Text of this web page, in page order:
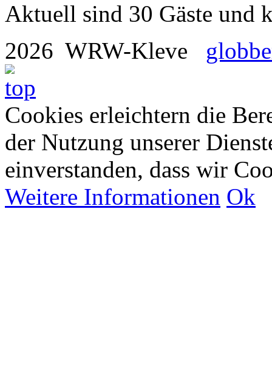
Aktuell sind 30 Gäste und
2026 WRW-Kleve
Cookies erleichtern die
der Nutzung unserer
einverstanden, dass wir
Weitere Informationen Ok